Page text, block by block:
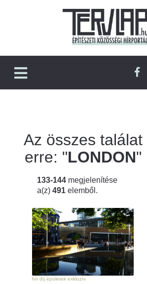
Az összes találat
erre: "LONDON"
133-144 megjelenítése
a(z) 491 elemből.
hír díj épületek exkluzív